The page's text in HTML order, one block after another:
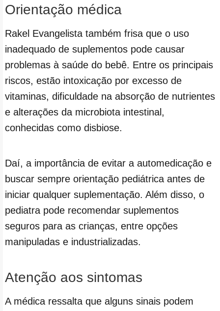
Orientação médica
Rakel Evangelista também frisa que o uso
inadequado de suplementos pode causar
problemas à saúde do bebê. Entre os principais
riscos, estão intoxicação por excesso de
vitaminas, dificuldade na absorção de nutrientes
e alterações da microbiota intestinal,
conhecidas como disbiose.
Daí, a importância de evitar a automedicação e
buscar sempre orientação pediátrica antes de
iniciar qualquer suplementação. Além disso, o
pediatra pode recomendar suplementos
seguros para as crianças, entre opções
manipuladas e industrializadas.
Atenção aos sintomas
A médica ressalta que alguns sinais podem